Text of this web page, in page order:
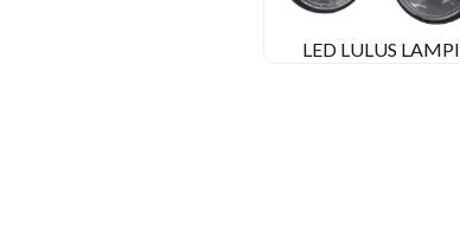
LED LULUS LAMPI